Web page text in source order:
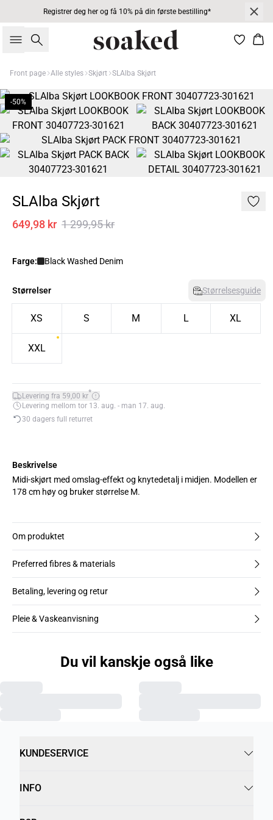
Registrer deg her og få 10% på din første bestilling*
Søk
Front page Alle styles Skjørt SLAlba Skjørt
-50%
SLAlba Skjørt
649,98 kr 1 299,95 kr
Farge: Black Washed Denim
Størrelser Størrelsesguide
XS S M L XL
XXL
Levering fra 59,00 kr*
Levering mellom tor 13. aug. - man 17. aug.
30 dagers full returret
Beskrivelse
Midi-skjørt med omslag-effekt og knytedetalj i midjen. Modellen er
178 cm høy og bruker størrelse M.
Om produktet
Preferred fibres & materials
Betaling, levering og retur
Pleie & Vaskeanvisning
Du vil kanskje også like
KUNDESERVICE
INFO